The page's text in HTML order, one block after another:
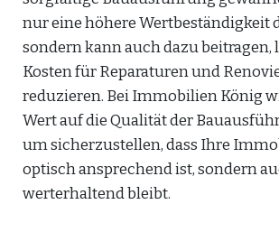
nur eine höhere Wertbeständigkeit
sondern kann auch dazu
Kosten für Reparaturen und
reduzieren. Bei Immobilien König
Wert auf die Qualität der
um sicherzustellen, dass Ihre
optisch ansprechend ist, sondern
werterhaltend bleibt.